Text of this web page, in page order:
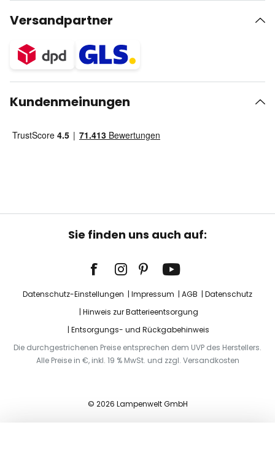
Versandpartner
Kundenmeinungen
Sie finden uns auch auf:
Datenschutz-Einstellungen Impressum AGB
Datenschutz
Hinweis zur Batterieentsorgung
Entsorgungs- und Rückgabehinweis
Die durchgestrichenen Preise entsprechen dem UVP des Herstellers.
Alle Preise in €, inkl. 19 % MwSt. und zzgl. Versandkosten
© 2026 Lampenwelt GmbH